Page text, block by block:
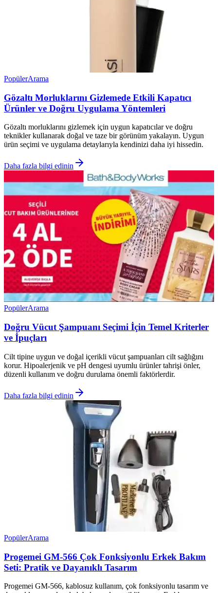
PopülerArama
Gözaltı Morluklarını Gizlemede Etkili Kapatıcı
Ürünler ve Doğru Uygulama Yöntemleri
Gözaltı morluklarını gizlemek için uygun kapatıcılar ve doğru
teknikler kullanarak doğal ve taze bir görünüm yakalayın. Uygun
ürün seçimi ve uygulama detaylarıyla kendinizi daha iyi hissedin.
Daha fazla bilgi edinin
PopülerArama
Doğru Vücut Şampuanı Seçimi İçin Temel Kriterler
ve İpuçları
Cilt tipine uygun ve doğal içerikli vücut şampuanları cilt sağlığını
korur. Hipoalerjenik ve pH dengesi uyumlu ürünler tahrişi önler,
düzenli kullanım ve doğru durulama önemli faktörlerdir.
Daha fazla bilgi edinin
PopülerArama
Progemei GM-566 Çok Fonksiyonlu Erkek Bakım
Seti: Pratik ve Dayanıklı Tasarım
Progemei GM-566, kablosuz kullanım, çok fonksiyonlu tasarım ve